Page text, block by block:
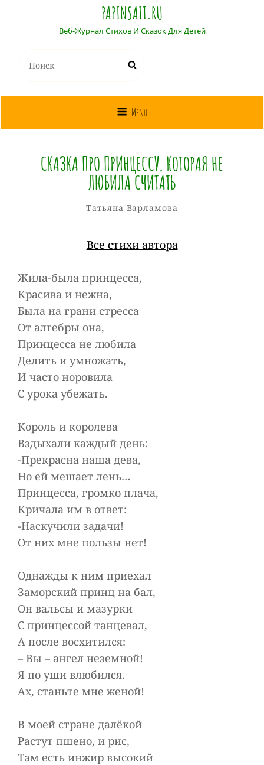
PAPINSAIT.RU
Веб-Журнал Стихов И Сказок Для Детей
Menu
СКАЗКА ПРО ПРИНЦЕССУ, КОТОРАЯ НЕ
ЛЮБИЛА СЧИТАТЬ
Рубрики
Татьяна ВарламоваТатьяна
Все стихи автора
Жила-была принцесса,
Красива и нежна,
Была на грани стресса
От алгебры она,
Принцесса не любила
Делить и умножать,
И часто норовила
С урока убежать.
Король и королева
Вздыхали каждый день:
-Прекрасна наша дева,
Но ей мешает лень…
Принцесса, громко плача,
Кричала им в ответ:
-Наскучили задачи!
От них мне пользы нет!
Однажды к ним приехал
Заморский принц на бал,
Он вальсы и мазурки
С принцессой танцевал,
А после восхитилcя:
– Вы – ангел неземной!
Я по уши влюбился.
Ах, станьте мне женой!
В моей стране далёкой
Растут пшено, и рис,
Там есть инжир высокий